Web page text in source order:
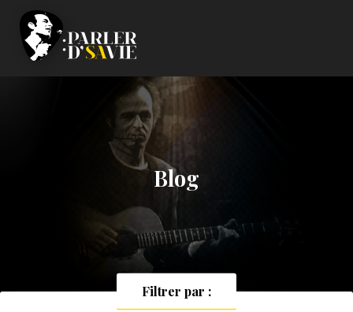
Blog
Filtrer par :